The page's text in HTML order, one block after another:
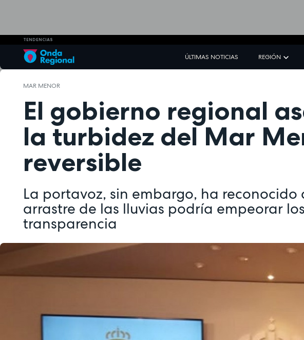
TENDENCIAS
ÚLTIMAS NOTICIAS REGIÓN
MAR MENOR
El gobierno regional
la turbidez del Mar
reversible
La portavoz, sin embargo, ha reconocido
arrastre de las lluvias podría empeorar
transparencia